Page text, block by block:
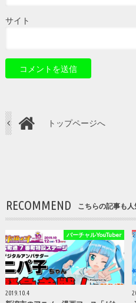
サイト
トップページへ
RECOMMEND こちらの記事も人
バーチャルYouTuber
2019.10.4